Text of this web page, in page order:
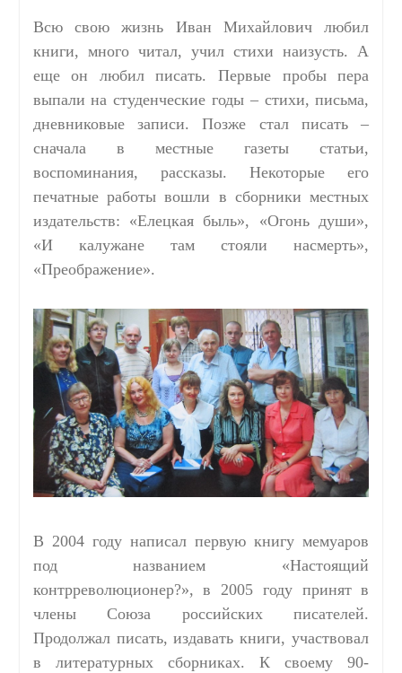
Всю свою жизнь Иван Михайлович любил
книги, много читал, учил стихи наизусть. А
еще он любил писать. Первые пробы пера
выпали на студенческие годы – стихи, письма,
дневниковые записи. Позже стал писать –
сначала в местные газеты статьи,
воспоминания, рассказы. Некоторые его
печатные работы вошли в сборники местных
издательств: «Елецкая быль», «Огонь души»,
«И калужане там стояли насмерть»,
«Преображение».
В 2004 году написал первую книгу мемуаров
под названием «Настоящий
контрреволюционер?», в 2005 году принят в
члены Союза российских писателей.
Продолжал писать, издавать книги, участвовал
в литературных сборниках. К своему 90-